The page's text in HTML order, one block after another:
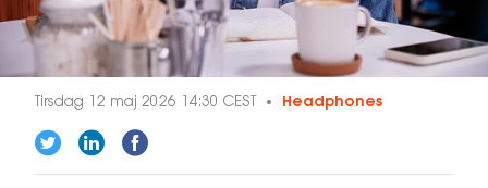
Tirsdag 12 maj 2026 14:30 CEST Headphones